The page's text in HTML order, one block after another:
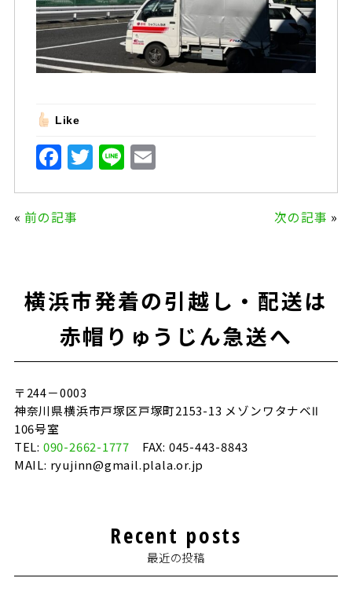
Like
F
a
c
e
o
o
k
T
w
Li
n
E
« 前の記事 次の記事 »
横浜市発着の引越し・配送は
赤帽りゅうじん急送へ
〒244－0003
神奈川県横浜市戸塚区戸塚町2153-13 メゾンワタナベⅡ
106号室
TEL: 090-2662-1777 FAX: 045-443-8843
MAIL: ryujinn@gmail.plala.or.jp
Recent posts
最近の投稿